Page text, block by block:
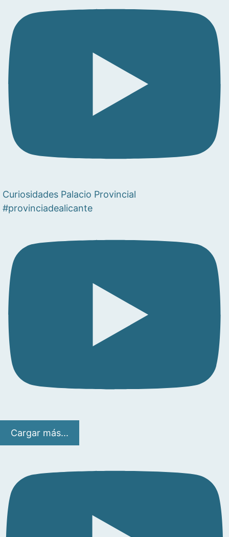
Curiosidades Palacio Provincial
#provinciadealicante
Cargar más...